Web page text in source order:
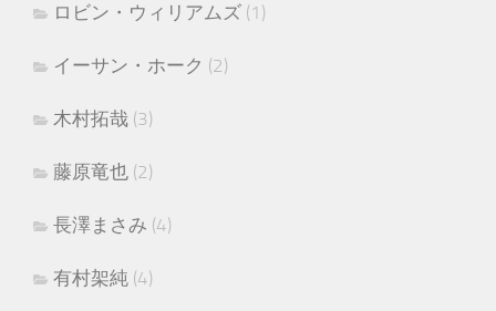
ロビン・ウィリアムズ (1)
イーサン・ホーク (2)
木村拓哉 (3)
藤原竜也 (2)
長澤まさみ (4)
有村架純 (4)